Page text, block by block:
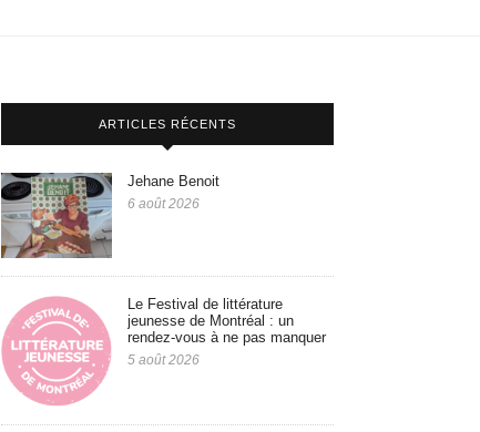
ARTICLES RÉCENTS
Jehane Benoit
6 août 2026
Le Festival de littérature
jeunesse de Montréal : un
rendez-vous à ne pas manquer
5 août 2026